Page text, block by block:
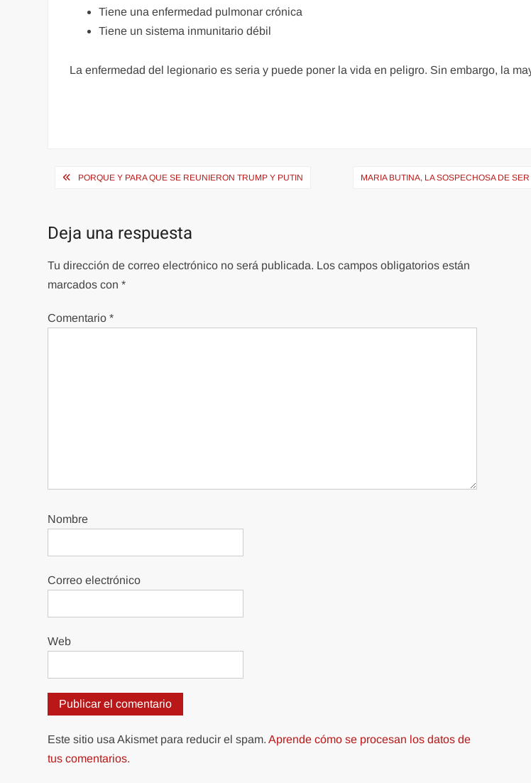
Tiene una enfermedad pulmonar crónica
Tiene un sistema inmunitario débil
La enfermedad del legionario es seria y puede poner la vida en peligro. Sin embargo, la
Navegación
entradas
PORQUE Y PARA QUE SE REUNIERON TRUMP Y PUTIN MARIA BUTINA, LA SOSPECHOSA DE
Deja una respuesta
Tu dirección de correo electrónico no será publicada. Los campos obligatorios están
marcados con*
Comentario*
Nombre
Correo electrónico
Web
Este sitio usa Akismet para reducir el spam.Aprende cómo se procesan los datos de
tus comentarios.